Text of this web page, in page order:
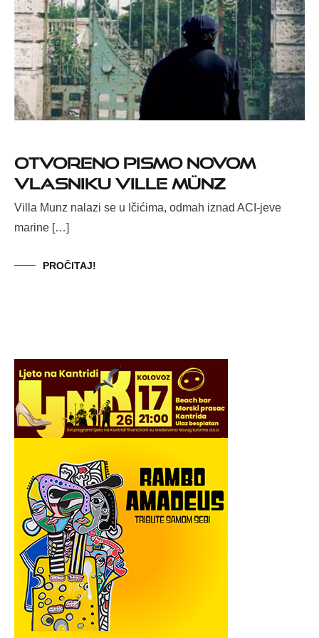
Otvoreno pismo novom
vlasniku Ville Münz
Villa Munz nalazi se u Ičićima, odmah iznad ACI-jeve
marine […]
PROČITAJ!